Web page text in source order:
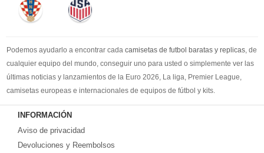
Podemos ayudarlo a encontrar cada camisetas de futbol baratas y replicas , de
cualquier equipo del mundo, conseguir uno para usted o simplemente ver las
últimas noticias y lanzamientos de la Euro 2026, La liga, Premier League,
camisetas europeas e internacionales de equipos de fútbol y kits.
Comprecamisetas de futbol baratasen la tienda deportiva más grande de
Europa. ¡Grandes ofertas en todas las camisetas del club de fútbol, ​​kits
europeos e internacionales, todo a los precios más bajos!
Compre nuestra gran selección de
INFORMACIÓN
Aviso de privacidad
Devoluciones y Reembolsos